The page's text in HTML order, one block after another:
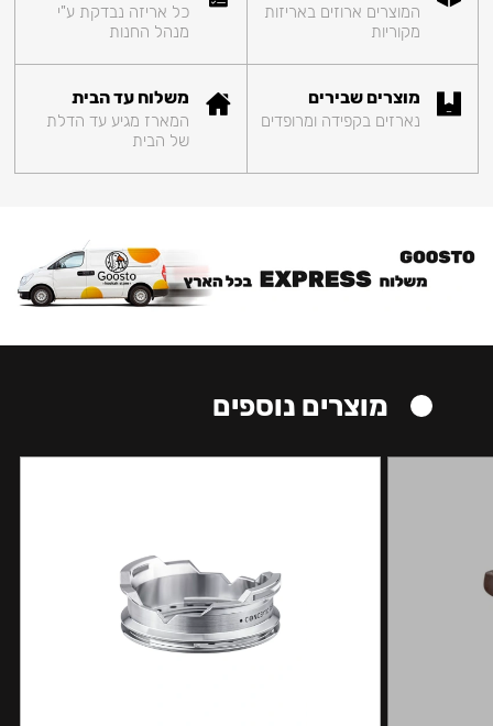
המוצרים ארוזים באריזות
מקוריות
כל אריזה נבדקת ע"י
מנהל החנות
מוצרים שבירים
נארזים בקפידה ומרופדים
משלוח עד הבית
המארז מגיע עד הדלת
של הבית
מוצרים נוספים